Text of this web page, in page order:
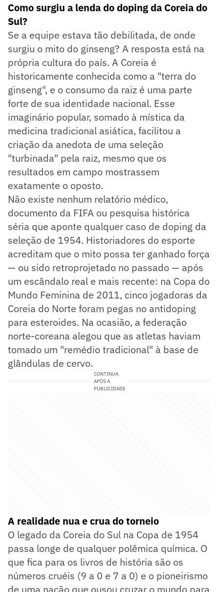
Como surgiu a lenda do doping da Coreia do
Sul?
Se a equipe estava tão debilitada, de onde
surgiu o mito do ginseng? A resposta está na
própria cultura do país. A Coreia é
historicamente conhecida como a "terra do
ginseng", e o consumo da raiz é uma parte
forte de sua identidade nacional. Esse
imaginário popular, somado à mística da
medicina tradicional asiática, facilitou a
criação da anedota de uma seleção
"turbinada" pela raiz, mesmo que os
resultados em campo mostrassem
exatamente o oposto.
Não existe nenhum relatório médico,
documento da FIFA ou pesquisa histórica
séria que aponte qualquer caso de doping da
seleção de 1954. Historiadores do esporte
acreditam que o mito possa ter ganhado força
— ou sido retroprojetado no passado — após
um escândalo real e mais recente: na Copa do
Mundo Feminina de 2011, cinco jogadoras da
Coreia do Norte foram pegas no antidoping
para esteroides. Na ocasião, a federação
norte-coreana alegou que as atletas haviam
tomado um "remédio tradicional" à base de
glândulas de cervo.
CONTINUA
APÓS A
PUBLICIDADE
A realidade nua e crua do torneio
O legado da Coreia do Sul na Copa de 1954
passa longe de qualquer polêmica química. O
que fica para os livros de história são os
números cruéis (9 a 0 e 7 a 0) e o pioneirismo
de uma nação que ousou cruzar o mundo para